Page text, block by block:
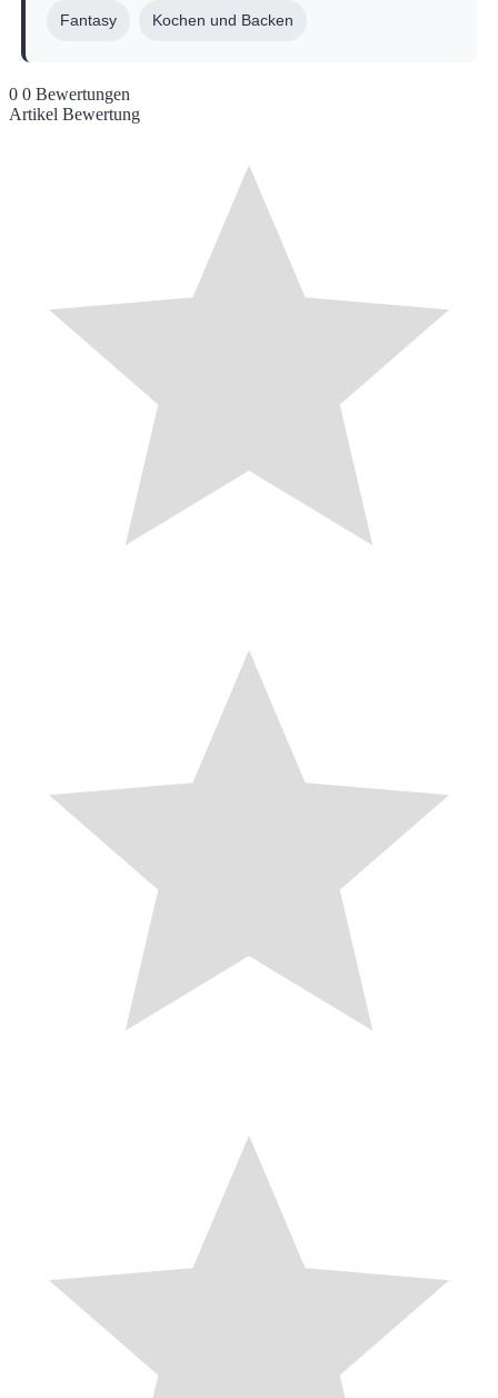
Fantasy Kochen und Backen
0 0 Bewertungen
Artikel Bewertung